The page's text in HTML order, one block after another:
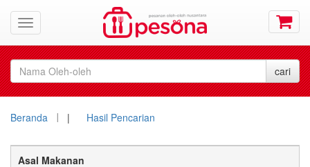
Beranda | Hasil Pencarian
Asal Makanan